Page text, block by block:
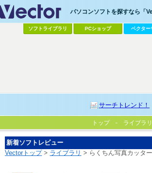
パソコンソフトを探すなら「
ソフトライブラリ PCショップ ベクター
サーチトレンド！
トップ ライブラリ
新着ソフトレビュー
Vectorトップ> ライブラリ > らくちん写真カッタ